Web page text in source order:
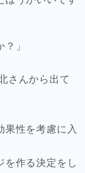
」
さんから出て
果性を考慮に入
を作る決定をし